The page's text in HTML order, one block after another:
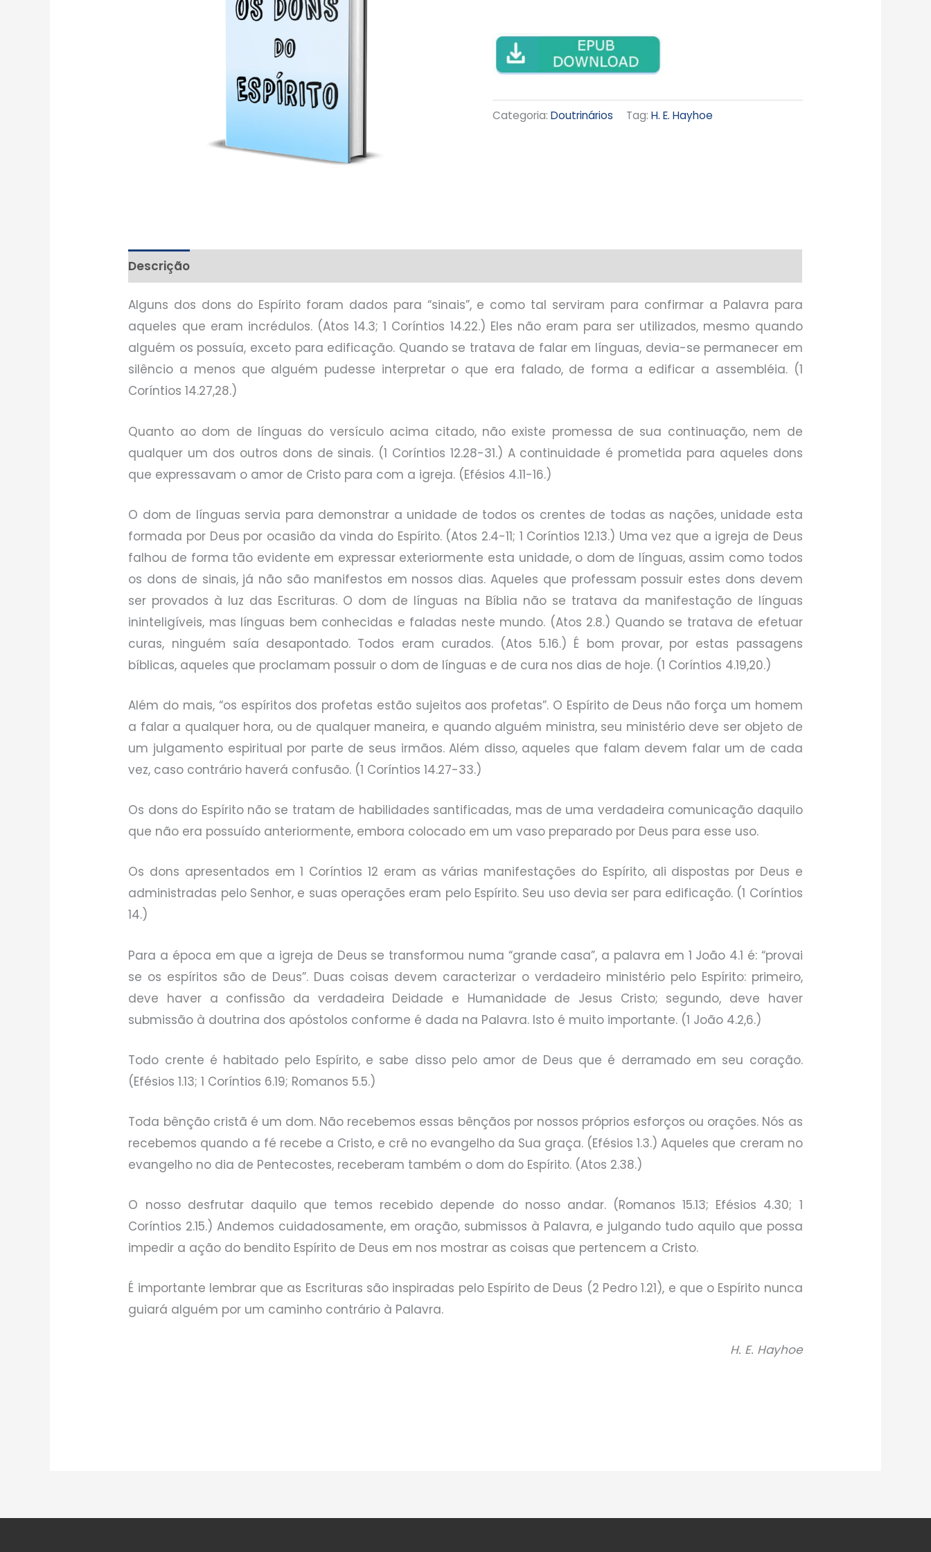
Categoria: Doutrinários Tag: H. E. Hayhoe
Descrição
Alguns dos dons do Espírito foram dados para “sinais”, e como tal serviram para confirmar a Palavra para
aqueles que eram incrédulos. (Atos 14.3; 1 Coríntios 14.22.) Eles não eram para ser utilizados, mesmo quando
alguém os possuía, exceto para edificação. Quando se tratava de falar em línguas, devia-se permanecer em
silêncio a menos que alguém pudesse interpretar o que era falado, de forma a edificar a assembléia. (1
Coríntios 14.27,28.)
Quanto ao dom de línguas do versículo acima citado, não existe promessa de sua continuação, nem de
qualquer um dos outros dons de sinais. (1 Coríntios 12.28-31.) A continuidade é prometida para aqueles dons
que expressavam o amor de Cristo para com a igreja. (Efésios 4.11-16.)
O dom de línguas servia para demonstrar a unidade de todos os crentes de todas as nações, unidade esta
formada por Deus por ocasião da vinda do Espírito. (Atos 2.4-11; 1 Coríntios 12.13.) Uma vez que a igreja de Deus
falhou de forma tão evidente em expressar exteriormente esta unidade, o dom de línguas, assim como todos
os dons de sinais, já não são manifestos em nossos dias. Aqueles que professam possuir estes dons devem
ser provados à luz das Escrituras. O dom de línguas na Bíblia não se tratava da manifestação de línguas
ininteligíveis, mas línguas bem conhecidas e faladas neste mundo. (Atos 2.8.) Quando se tratava de efetuar
curas, ninguém saía desapontado. Todos eram curados. (Atos 5.16.) É bom provar, por estas passagens
bíblicas, aqueles que proclamam possuir o dom de línguas e de cura nos dias de hoje. (1 Coríntios 4.19,20.)
Além do mais, “os espíritos dos profetas estão sujeitos aos profetas”. O Espírito de Deus não força um homem
a falar a qualquer hora, ou de qualquer maneira, e quando alguém ministra, seu ministério deve ser objeto de
um julgamento espiritual por parte de seus irmãos. Além disso, aqueles que falam devem falar um de cada
vez, caso contrário haverá confusão. (1 Coríntios 14.27-33.)
Os dons do Espírito não se tratam de habilidades santificadas, mas de uma verdadeira comunicação daquilo
que não era possuído anteriormente, embora colocado em um vaso preparado por Deus para esse uso.
Os dons apresentados em 1 Coríntios 12 eram as várias manifestações do Espírito, ali dispostas por Deus e
administradas pelo Senhor, e suas operações eram pelo Espírito. Seu uso devia ser para edificação. (1 Coríntios
14.)
Para a época em que a igreja de Deus se transformou numa “grande casa”, a palavra em 1 João 4.1 é: “provai
se os espíritos são de Deus”. Duas coisas devem caracterizar o verdadeiro ministério pelo Espírito: primeiro,
deve haver a confissão da verdadeira Deidade e Humanidade de Jesus Cristo; segundo, deve haver
submissão à doutrina dos apóstolos conforme é dada na Palavra. Isto é muito importante. (1 João 4.2,6.)
Todo crente é habitado pelo Espírito, e sabe disso pelo amor de Deus que é derramado em seu coração.
(Efésios 1.13; 1 Coríntios 6.19; Romanos 5.5.)
Toda bênção cristã é um dom. Não recebemos essas bênçãos por nossos próprios esforços ou orações. Nós as
recebemos quando a fé recebe a Cristo, e crê no evangelho da Sua graça. (Efésios 1.3.) Aqueles que creram no
evangelho no dia de Pentecostes, receberam também o dom do Espírito. (Atos 2.38.)
O nosso desfrutar daquilo que temos recebido depende do nosso andar. (Romanos 15.13; Efésios 4.30; 1
Coríntios 2.15.) Andemos cuidadosamente, em oração, submissos à Palavra, e julgando tudo aquilo que possa
impedir a ação do bendito Espírito de Deus em nos mostrar as coisas que pertencem a Cristo.
É importante lembrar que as Escrituras são inspiradas pelo Espírito de Deus (2 Pedro 1.21), e que o Espírito nunca
guiará alguém por um caminho contrário à Palavra.
H. E. Hayhoe